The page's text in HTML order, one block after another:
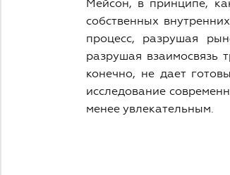
Мейсон, в принципе,
собственных
процесс, разрушая
разрушая взаимосвязь
конечно, не дает
исследование
менее увлекательным.